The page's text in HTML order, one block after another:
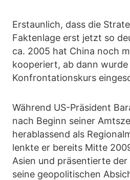
Erstaunlich, dass die
Faktenlage erst jetzt so
ca. 2005 hat China noch
kooperiert, ab dann wurde
Konfrontationskurs
Während US-Präsident
nach Beginn seiner
herablassend als
lenkte er bereits Mitte
Asien und präsentierte
seine geopolitischen